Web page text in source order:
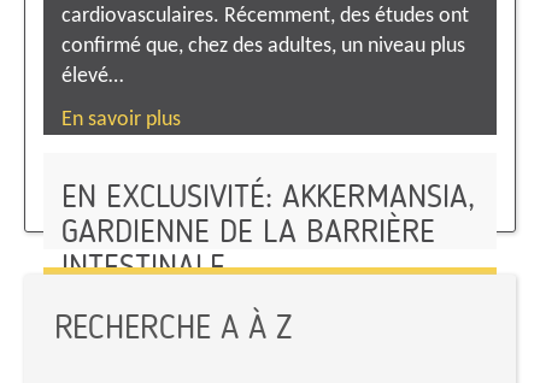
cardiovasculaires. Récemment, des études ont
confirmé que, chez des adultes, un niveau plus
élevé…
En savoir plus
EN EXCLUSIVITÉ: AKKERMANSIA,
GARDIENNE DE LA BARRIÈRE
INTESTINALE
En savoir plus
IODE ET ALIMENTATION
RECHERCHE A À Z